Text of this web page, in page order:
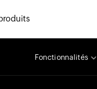
Fonctionnalités